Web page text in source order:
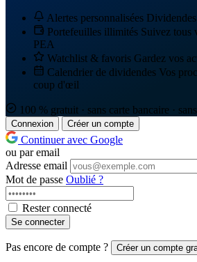
Alertes personnalisées
Portefeuilles illimités Suivez tous
PEA
Watchlist & favoris Gardez vos
Calendrier de dividendes Vos
coup d'œil
100 % gratuit · sans carte bancaire ·
Connexion Créer un compte
Continuer avec Google
ou par email
Adresse email
Mot de passe Oublié ?
Rester connecté
Se connecter
Pas encore de compte ? Créer un compte